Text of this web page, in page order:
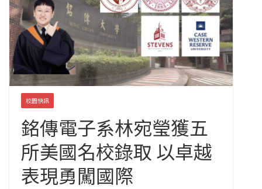
校園快訊
銘傳電子系林宛瑩獲五
所美國名校錄取 以卓越
表現勇闖國際